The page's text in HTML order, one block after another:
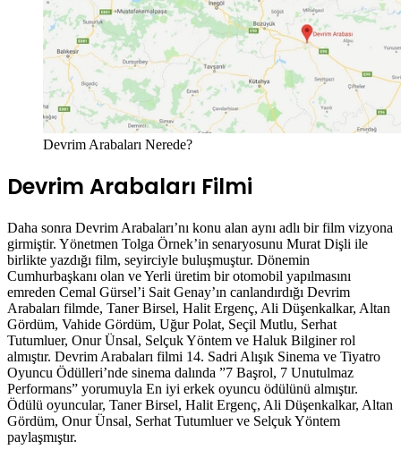
Devrim Arabaları Nerede?
Devrim Arabaları Filmi
Daha sonra Devrim Arabaları’nı konu alan aynı adlı bir film vizyona
girmiştir. Yönetmen Tolga Örnek’in senaryosunu Murat Dişli ile
birlikte yazdığı film, seyirciyle buluşmuştur. Dönemin
Cumhurbaşkanı olan ve Yerli üretim bir otomobil yapılmasını
emreden Cemal Gürsel’i Sait Genay’ın canlandırdığı Devrim
Arabaları filmde, Taner Birsel, Halit Ergenç, Ali Düşenkalkar, Altan
Gördüm, Vahide Gördüm, Uğur Polat, Seçil Mutlu, Serhat
Tutumluer, Onur Ünsal, Selçuk Yöntem ve Haluk Bilginer rol
almıştır. Devrim Arabaları filmi 14. Sadri Alışık Sinema ve Tiyatro
Oyuncu Ödülleri’nde sinema dalında ”7 Başrol, 7 Unutulmaz
Performans” yorumuyla En iyi erkek oyuncu ödülünü almıştır.
Ödülü oyuncular, Taner Birsel, Halit Ergenç, Ali Düşenkalkar, Altan
Gördüm, Onur Ünsal, Serhat Tutumluer ve Selçuk Yöntem
paylaşmıştır.